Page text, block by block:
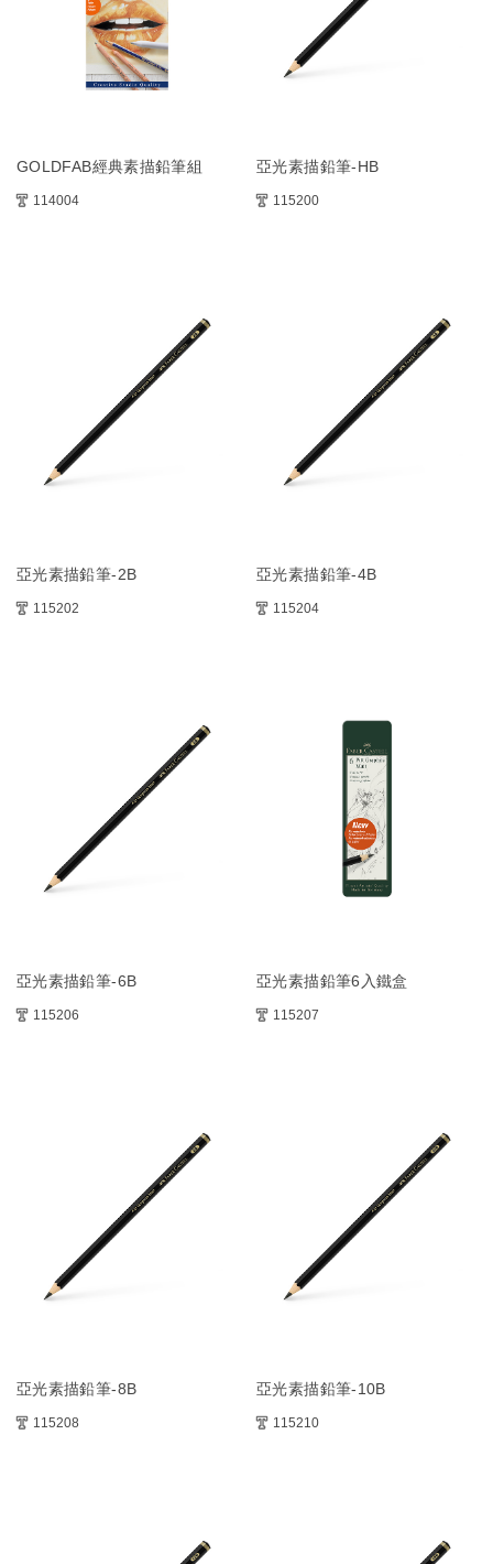
GOLDFAB經典素描鉛筆組
114004
亞光素描鉛筆-HB
115200
亞光素描鉛筆-2B
115202
亞光素描鉛筆-4B
115204
亞光素描鉛筆-6B
115206
亞光素描鉛筆6入鐵盒
115207
亞光素描鉛筆-8B
115208
亞光素描鉛筆-10B
115210